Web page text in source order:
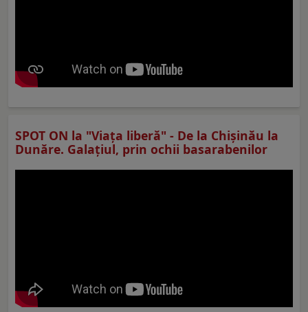
SPOT ON la "Viaţa liberă" - De la Chișinău la
Dunăre. Galațiul, prin ochii basarabenilor